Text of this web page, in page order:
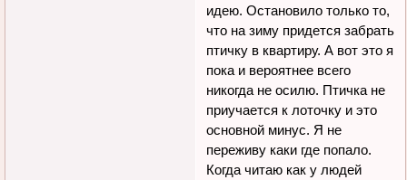
идею. Остановило только то,
что на зиму придется забрать
птичку в квартиру. А вот это я
пока и вероятнее всего
никогда не осилю. Птичка не
приучается к лоточку и это
основной минус. Я не
переживу каки где попало.
Когда читаю как у людей